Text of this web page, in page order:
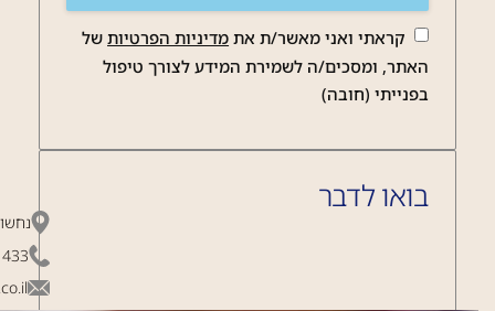
רפלקסולוגיה
תנועה
יוגה
קראתי ואני מאשר/ת את מדיניות הפרטיותשל
האתר, ומסכים/ה לשמירת המידע לצורך טיפול
בפנייתי (חובה)
בואו לדבר
נחשון 2,